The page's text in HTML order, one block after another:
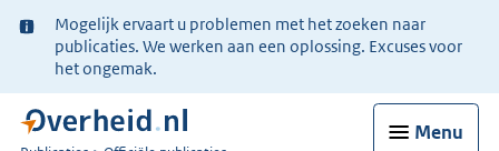
Ter
informatie:
Mogelijk ervaart u problemen met het zoeken naar
publicaties. We werken aan een oplossing. Excuses voor
het ongemak.
Menu